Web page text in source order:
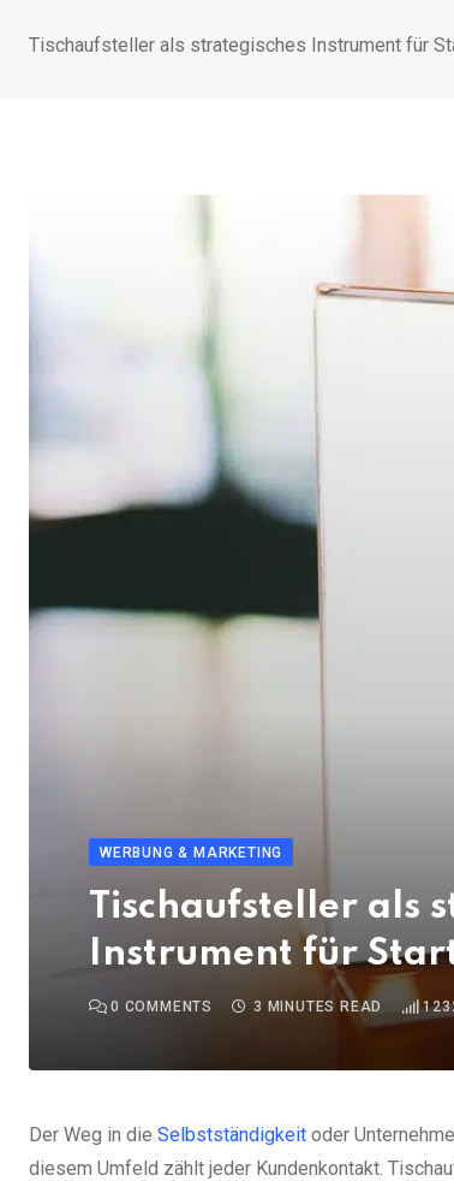
Tischaufsteller als strategisches Instrument für
WERBUNG & MARKETING
Tischaufsteller als
Instrument für
0 COMMENTS 3 MINUTES READ
Der Weg in die Selbstständigkeit oder
diesem Umfeld zählt jeder Kundenkontakt.